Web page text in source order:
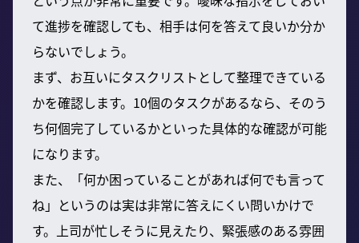
て進捗を確認しても、相手は何を答えて良いか分か
らないでしょう。
まず、お互いにタスクリストとして整理できている
かを確認します。10個のタスクがあるなら、そのう
ち何個完了しているかといった具体的な確認が可能
になります。
また、「何か困っていることがあれば何でも言って
ね」というのは実は非常に答えにくい問いかけで
す。上司が忙しそうに見えたり、緊張感のある雰囲